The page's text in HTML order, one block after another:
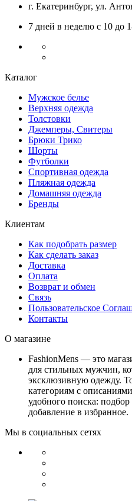
г. Екатеринбург, ул.
7 дней в неделю с 10 до
Каталог
Мужское белье
Верхняя одежда
Толстовки
Джемперы, Свитеры
Брюки Трико
Шорты
Футболки
Спортивная одежда
Пляжная одежда
Домашняя одежда
Бренды
Клиентам
Как подобрать размер
Как сделать заказ
Доставка
Оплата
Возврат и обмен
Связь
Пользовательское
Контакты
О магазине
FashionMens — это
для стильных мужчин,
эксклюзивную одежду.
категориям с
удобного поиска:
добавление в избранное.
Мы в социальных сетях